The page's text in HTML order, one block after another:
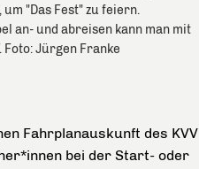
"Das Fest" zu feiern.
an- und abreisen kann man mit
Foto: Jürgen Franke
Fahrplanauskunft des KVV
bei der Start- oder